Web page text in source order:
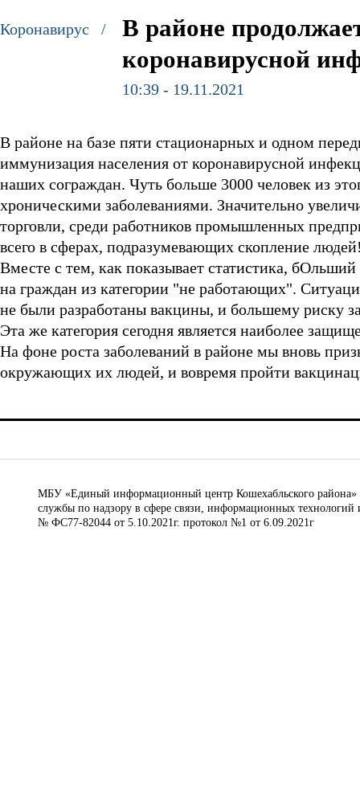
Коронавирус /
В районе
коронавирусной
10:39 - 19.11.2021
В районе на базе пяти стационарных и одном
иммунизация населения от коронавирусной
наших сограждан. Чуть больше 3000 человек из
хроническими заболеваниями. Значительно
торговли, среди работников промышленных
всего в сферах, подразумевающих скопление
Вместе с тем, как показывает статистика,
на граждан из категории "не работающих".
не были разработаны вакцины, и большему риску
Эта же категория сегодня является наиболее
На фоне роста заболеваний в районе мы вновь
окружающих их людей, и вовремя пройти
МБУ «Единый информационный центр Кошехабльского района»
службы по надзору в сфере связи, информационных
№ ФС77-82044 от 5.10.2021г. протокол №1 от 6.09.2021г